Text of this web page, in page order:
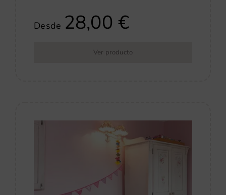
Desde 28,00€
Ver producto